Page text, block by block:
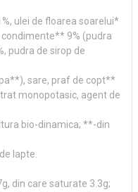
ulei de floarea soarelui*
9% (pudra
pudra de sirop de
sare, praf de copt**
monopotasic, agent de
bio-dinamica; **-din
lapte.
din care saturate 3.3g;